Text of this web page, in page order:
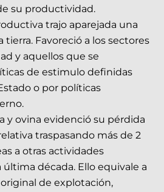
su productividad.
trajo aparejada una
Favoreció a los sectores
y aquellos que se
de estimulo definidas
o por políticas
y ovina evidenció su pérdida
traspasando más de 2
a otras actividades
última década. Ello equivale a
original de explotación,